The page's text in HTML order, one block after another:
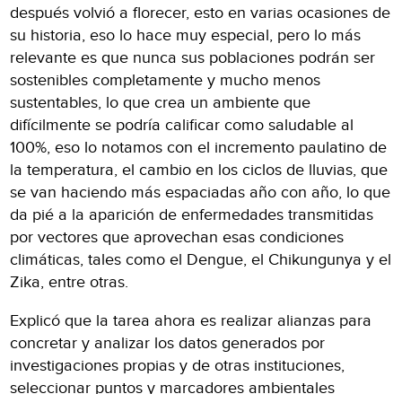
después volvió a florecer, esto en varias ocasiones de
su historia, eso lo hace muy especial, pero lo más
relevante es que nunca sus poblaciones podrán ser
sostenibles completamente y mucho menos
sustentables, lo que crea un ambiente que
difícilmente se podría calificar como saludable al
100%, eso lo notamos con el incremento paulatino de
la temperatura, el cambio en los ciclos de lluvias, que
se van haciendo más espaciadas año con año, lo que
da pié a la aparición de enfermedades transmitidas
por vectores que aprovechan esas condiciones
climáticas, tales como el Dengue, el Chikungunya y el
Zika, entre otras.
Explicó que la tarea ahora es realizar alianzas para
concretar y analizar los datos generados por
investigaciones propias y de otras instituciones,
seleccionar puntos y marcadores ambientales